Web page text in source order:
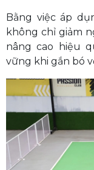
Bằng việc áp
không chỉ giảm
nâng cao hiệu
vững khi gắn bó